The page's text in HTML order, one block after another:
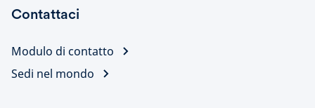
Contattaci
Modulo di contatto
Sedi nel mondo